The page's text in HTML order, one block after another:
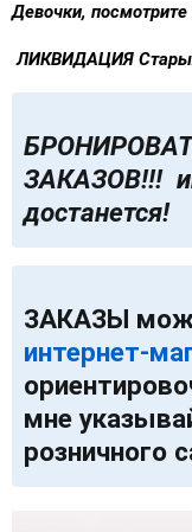
Девочки, посмотрите
ЛИКВИДАЦИЯ Старых
ЗАКАЗОВ!!!
достанется!
ЗАКАЗЫ
интернет-
мне
розничного